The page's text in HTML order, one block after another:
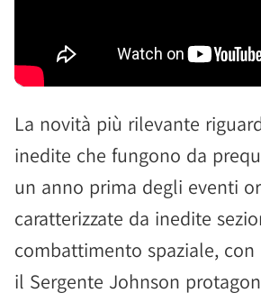
La novità più rilevante
inedite che fungono da
un anno prima degli eventi
caratterizzate da inedite
combattimento spaziale, con
il Sergente Johnson